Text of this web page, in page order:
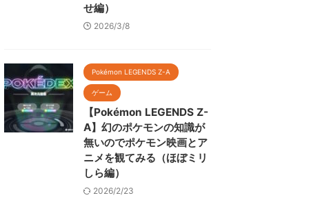
せ編）
2026/3/8
Pokémon LEGENDS Z-A
ゲーム
【Pokémon LEGENDS Z-
A】幻のポケモンの知識が
無いのでポケモン映画とア
ニメを観てみる（ほぼミリ
しら編）
2026/2/23